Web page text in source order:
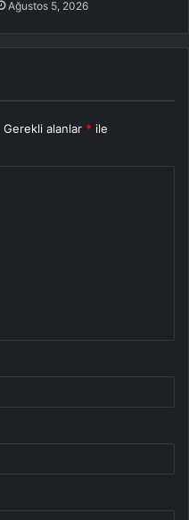
Ağustos 5, 2026
Gerekli alanlar * ile